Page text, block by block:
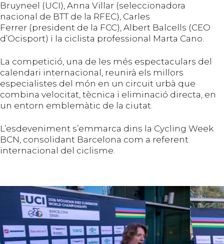
Bruyneel (UCI), Anna Villar (seleccionadora
nacional de BTT de la RFEC), Carles
Ferrer (president de la FCC), Albert Balcells (CEO
d’Ocisport) i la ciclista professional Marta Cano.
La competició, una de les més espectaculars del
calendari internacional, reunirà els millors
especialistes del món en un circuit urbà que
combina velocitat, tècnica i eliminació directa, en
un entorn emblemàtic de la ciutat.
L’esdeveniment s’emmarca dins la Cycling Week
BCN, consolidant Barcelona com a referent
internacional del ciclisme.